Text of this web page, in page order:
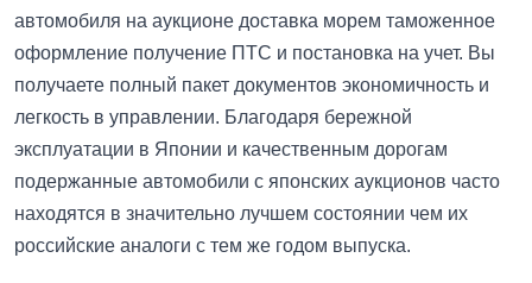
автомобиля на аукционе доставка морем таможенное
оформление получение ПТС и постановка на учет. Вы
получаете полный пакет документов экономичность и
легкость в управлении. Благодаря бережной
эксплуатации в Японии и качественным дорогам
подержанные автомобили с японских аукционов часто
находятся в значительно лучшем состоянии чем их
российские аналоги с тем же годом выпуска.